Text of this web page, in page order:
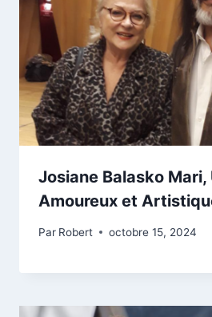
Josiane Balasko Mari,
Amoureux et
Par Robert octobre 15, 2024